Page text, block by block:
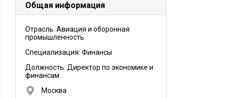
Общая информация
Отрасль: Авиация и оборонная
промышленность
Специализация: Финансы
Должность: Директор по экономике и
финансам
Москва